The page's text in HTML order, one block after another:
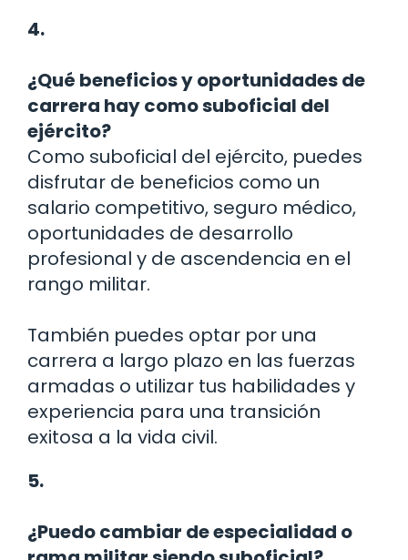
4.
¿Qué beneficios y oportunidades de
carrera hay como suboficial del
ejército?
Como suboficial del ejército, puedes
disfrutar de beneficios como un
salario competitivo, seguro médico,
oportunidades de desarrollo
profesional y de ascendencia en el
rango militar.
También puedes optar por una
carrera a largo plazo en las fuerzas
armadas o utilizar tus habilidades y
experiencia para una transición
exitosa a la vida civil.
5.
¿Puedo cambiar de especialidad o